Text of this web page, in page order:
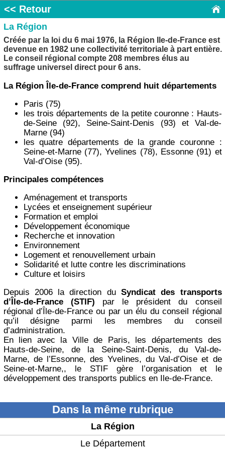
<< Retour
La Région
Créée par la loi du 6 mai 1976, la Région Ile-de-France est
devenue en 1982 une collectivité territoriale à part entière.
Le conseil régional compte 208 membres élus au
suffrage universel direct pour 6 ans.
La Région Île-de-France comprend huit départements
Paris (75)
les trois départements de la petite couronne : Hauts-
de-Seine (92), Seine-Saint-Denis (93) et Val-de-
Marne (94)
les quatre départements de la grande couronne :
Seine-et-Marne (77), Yvelines (78), Essonne (91) et
Val-d’Oise (95).
Principales compétences
Aménagement et transports
Lycées et enseignement supérieur
Formation et emploi
Développement économique
Recherche et innovation
Environnement
Logement et renouvellement urbain
Solidarité et lutte contre les discriminations
Culture et loisirs
Depuis 2006 la direction duSyndicat des transports
d’Île-de-France (STIF) par le président du conseil
régional d’Île-de-France ou par un élu du conseil régional
qu’il désigne parmi les membres du conseil
d’administration.
En lien avec la Ville de Paris, les départements des
Hauts-de-Seine, de la Seine-Saint-Denis, du Val-de-
Marne, de l’Essonne, des Yvelines, du Val-d’Oise et de
Seine-et-Marne,, le STIF gère l’organisation et le
développement des transports publics en Ile-de-France.
Dans la même rubrique
La Région
Le Département